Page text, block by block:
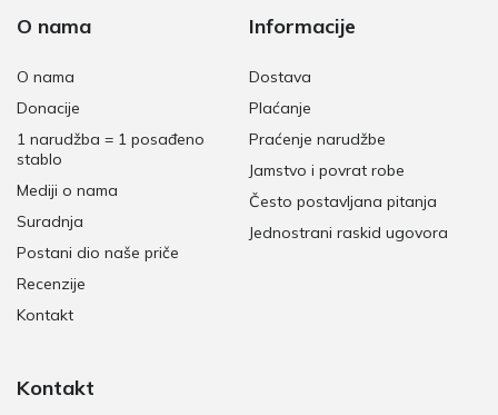
O nama
O nama
Donacije
1 narudžba = 1 posađeno
stablo
Mediji o nama
Suradnja
Postani dio naše priče
Recenzije
Kontakt
Informacije
Dostava
Plaćanje
Praćenje narudžbe
Jamstvo i povrat robe
Često postavljana pitanja
Jednostrani raskid ugovora
Kontakt